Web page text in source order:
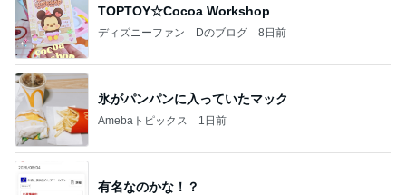
TOPTOY☆Cocoa Workshop
ディズニーファン Dのブログ 8日前
氷がパンパンに入っていたマック
Amebaトピックス 1日前
有名なのかな！？